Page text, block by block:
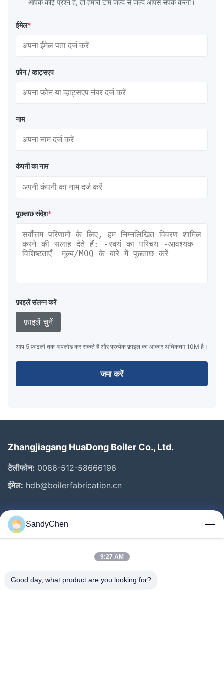
आपके कोई प्रश्न हैं, तो हमारी टीम जल्द से जल्द आपसे संपर्क करेगी।
ईमेल*
फ़ोन / व्हाट्सएप
नाम
कंपनी का नाम
पूछताछ संदेश*
फ़ाइलें संलग्न करें
फ़ाइलें चुनें
आप 5 फ़ाइलों तक अपलोड कर सकते हैं और प्रत्येक फ़ाइल का आकार अधिकतम 10M है।
जमा करें
Zhangjiagang HuaDong Boiler Co., Ltd.
टेलीफोन: 0086-512-58666196
ईमेल: hdb@boilerfabrication.cn
त्वरित लिंक
घर
वीडियो
SandyChen
9:27 AM
Good day, what product are you looking for?